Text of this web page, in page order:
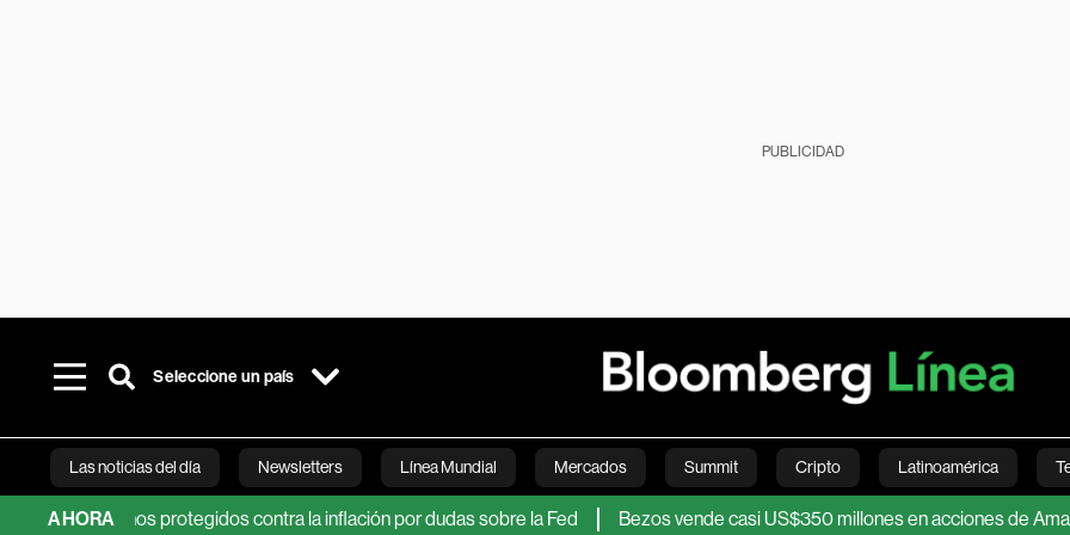
PUBLICIDAD
Seleccione un país
Las noticias del día Newsletters Línea Mundial Mercados Summit Cripto Latinoamérica
Bloomberg Green Economía Estilo de vida Mundo Videos
AHORA
bonos protegidos contra la inflación por dudas sobre la Fed Bezos vende casi US$350 millones en acciones de Amazon tras